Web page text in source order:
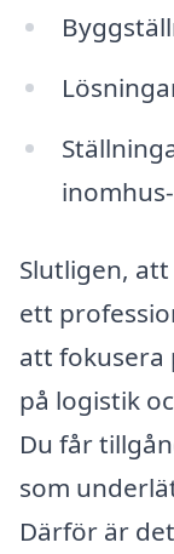
Slutligen,
ett
att fokusera
på logistik
Du får
som
Därför är